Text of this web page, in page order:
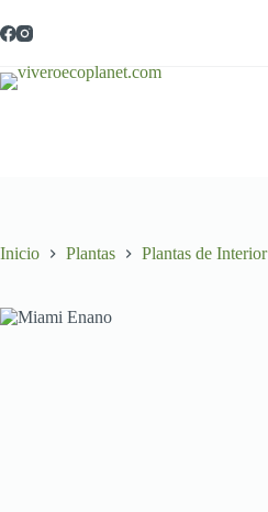
al
contenido
Inicio Plantas Plantas de Interior